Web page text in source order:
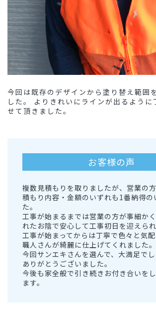
今回は既存のデザインから塗り替え範囲
した。 よりきれいにラインが出るように
せて頂きました。
お客様の声
複数見積もりを取りましたが、営業の
積もり内容・金額のいずれも1番納得の
た。
工事が始まるまでは営業の方が事細か
れたお陰で安心して工事初日を迎えられ
工事が始まってからは丁寧で色々と気
職人さんが綺麗に仕上げてくれました。
今回サンエキさんを選んで、大満足でし
ありがとうございました。
今後も家全般で引き続きお付き合いを
ます。